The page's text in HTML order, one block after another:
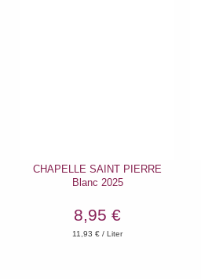
CHAPELLE SAINT PIERRE
Blanc 2025
8,95 €
11,93 € / Liter